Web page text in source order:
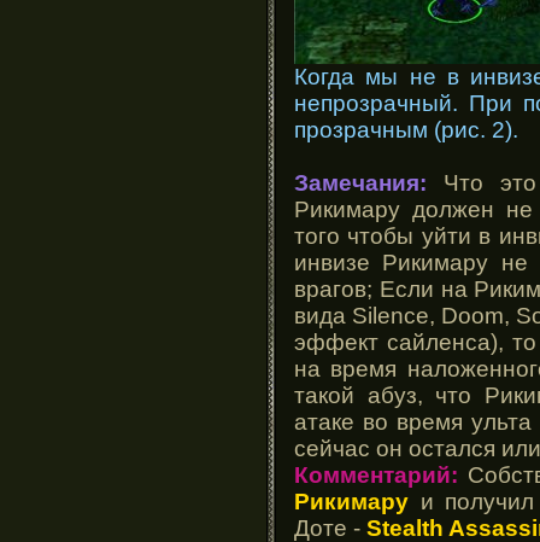
Когда мы не в
непрозрачный. При
прозрачным (рис. 2).
Замечания: Что это
Рикимару должен не
того чтобы уйти в
инвизе Рикимару не
врагов; Если на
вида Silence, Doom,
эффект сайленса),
на время
такой абуз, что
атаке во время
сейчас он остался
Комментарий:
Рикимару и
Доте - Stealth